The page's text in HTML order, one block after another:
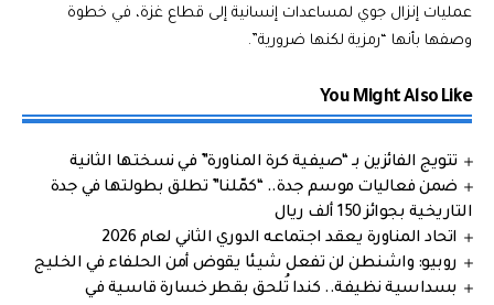
عمليات إنزال جوي لمساعدات إنسانية إلى قطاع غزة، في خطوة
وصفها بأنها “رمزية لكنها ضرورية”.
You Might Also Like
تتويج الفائزين بـ “صيفية كرة المناورة” في نسختها الثانية
ضمن فعاليات موسم جدة.. “كمّلنا” تطلق بطولتها في جدة
التاريخية بجوائز 150 ألف ريال
اتحاد المناورة يعقد اجتماعه الدوري الثاني لعام 2026
روبيو: واشنطن لن تفعل شيئا يقوض أمن الحلفاء في الخليج
بسداسية نظيفة.. كندا تُلحق بقطر خسارة قاسية في